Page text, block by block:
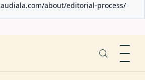
audiala.com/about/editorial-process/